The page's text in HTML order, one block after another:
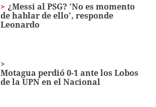
¿Messi al PSG? 'No es momento
de hablar de ello', responde
Leonardo
Motagua perdió 0-1 ante los Lobos
de la UPN en el Nacional